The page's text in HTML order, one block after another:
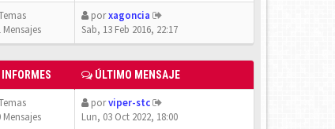
Mensajes
porxagoncia
Sab, 13 Feb 2016, 22:17
INFORMES ÚLTIMO MENSAJE
Mensajes
porviper-stc
Lun, 03 Oct 2022, 18:00